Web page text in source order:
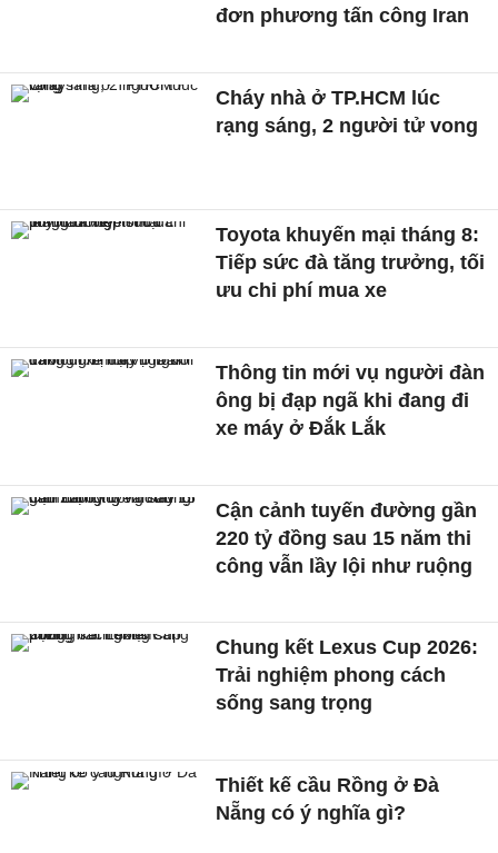
đơn phương tấn công Iran
Cháy nhà ở TP.HCM lúc
rạng sáng, 2 người tử vong
Toyota khuyến mại tháng 8:
Tiếp sức đà tăng trưởng, tối
ưu chi phí mua xe
Thông tin mới vụ người đàn
ông bị đạp ngã khi đang đi
xe máy ở Đắk Lắk
Cận cảnh tuyến đường gần
220 tỷ đồng sau 15 năm thi
công vẫn lầy lội như ruộng
Chung kết Lexus Cup 2026:
Trải nghiệm phong cách
sống sang trọng
Thiết kế cầu Rồng ở Đà
Nẵng có ý nghĩa gì?